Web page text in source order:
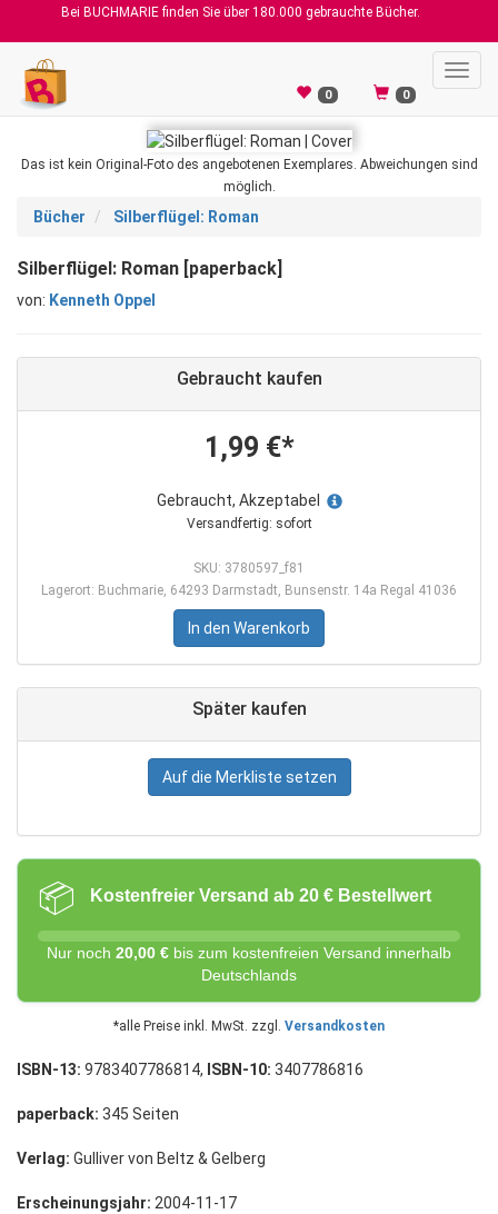
Bei BUCHMARIE finden Sie über 180.000 gebrauchte Bücher.
0 0
Das ist kein Original-Foto des angebotenen Exemplares. Abweichungen sind
möglich.
Bücher Silberflügel: Roman
Silberflügel: Roman [paperback]
von: Kenneth Oppel
Gebraucht kaufen
1,99 €*
Gebraucht, Akzeptabel
Versandfertig: sofort
SKU: 3780597_f81
Lagerort: Buchmarie, 64293 Darmstadt, Bunsenstr. 14a Regal 41036
In den Warenkorb
Später kaufen
Auf die Merkliste setzen
📦 Kostenfreier Versand ab 20 € Bestellwert
Nur noch 20,00 € bis zum kostenfreien Versand innerhalb
Deutschlands
*alle Preise inkl. MwSt. zzgl. Versandkosten
ISBN-13: 9783407786814, ISBN-10: 3407786816
paperback: 345 Seiten
Verlag: Gulliver von Beltz & Gelberg
Erscheinungsjahr: 2004-11-17